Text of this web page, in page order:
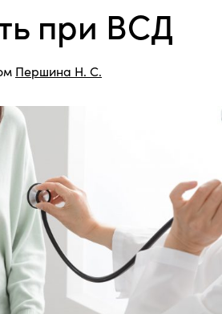
при ВСД
Першина Н. С.